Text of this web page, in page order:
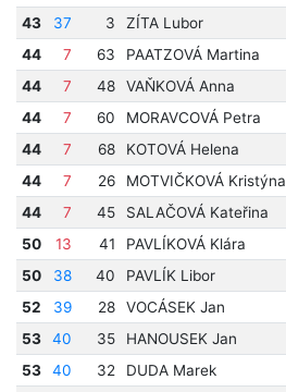
43
37 3 ZÍTA Lubor
44
7 63 PAATZOVÁ Martina
44
7 48 VAŇKOVÁ Anna
44
7 60 MORAVCOVÁ Petra
44
7 68 KOTOVÁ Helena
44
7 26 MOTVIČKOVÁ Kristýna
44
7 45 SALAČOVÁ Kateřina
50
13 41 PAVLÍKOVÁ Klára
50
38 40 PAVLÍK Libor
52
39 28 VOCÁSEK Jan
53
40 35 HANOUSEK Jan
53
40 32 DUDA Marek